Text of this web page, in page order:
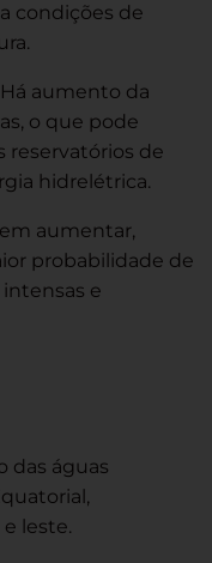
condições de
aumento da
o que pode
reservatórios de
hidrelétrica.
aumentar,
probabilidade de
e
das águas
leste.